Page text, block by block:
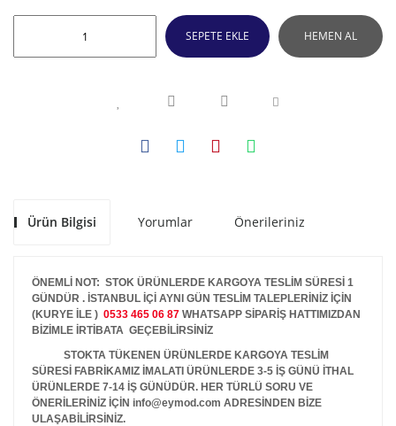
SEPETE EKLE HEMEN AL
Ürün Bilgisi Yorumlar Önerileriniz
ÖNEMLİ NOT: STOK ÜRÜNLERDE KARGOYA TESLİM SÜRESİ 1
GÜNDÜR . İSTANBUL İÇİ AYNI GÜN TESLİM TALEPLERİNİZ İÇİN
(KURYE İLE ) 0533 465 06 87 WHATSAPP SİPARİŞ HATTIMIZDAN
BİZİMLE İRTİBATA GEÇEBİLİRSİNİZ
STOKTA TÜKENEN ÜRÜNLERDE KARGOYA TESLİM
SÜRESİ FABRİKAMIZ İMALATI ÜRÜNLERDE 3-5 İŞ GÜNÜ İTHAL
ÜRÜNLERDE 7-14 İŞ GÜNÜDÜR. HER TÜRLÜ SORU VE
ÖNERİLERİNİZ İÇİN info@eymod.com ADRESİNDEN BİZE
ULAŞABİLİRSİNİZ.